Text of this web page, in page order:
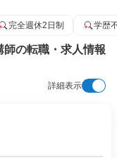
完全週休2日制 学歴
の転職・求人情報
詳細表示